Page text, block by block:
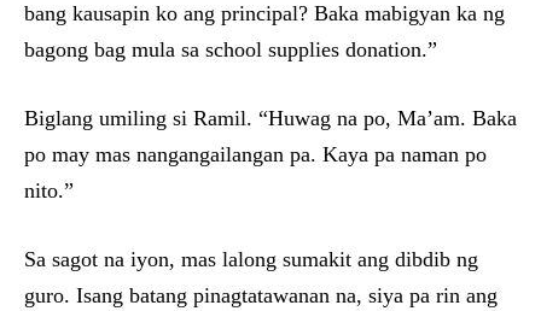
bang kausapin ko ang principal? Baka mabigyan ka ng
bagong bag mula sa school supplies donation.”
Biglang umiling si Ramil. “Huwag na po, Ma’am. Baka
po may mas nangangailangan pa. Kaya pa naman po
nito.”
Sa sagot na iyon, mas lalong sumakit ang dibdib ng
guro. Isang batang pinagtatawanan na, siya pa rin ang